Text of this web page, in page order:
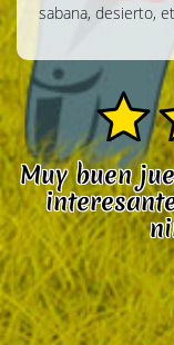
sabana, desierto,
Muy buen